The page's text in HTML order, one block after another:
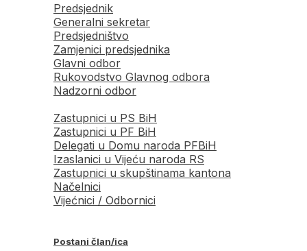
Predsjednik
Generalni sekretar
Predsjedništvo
Zamjenici predsjednika
Glavni odbor
Rukovodstvo Glavnog odbora
Nadzorni odbor
Zastupnici u PS BiH
Zastupnici u PF BiH
Delegati u Domu naroda PFBiH
Izaslanici u Vijeću naroda RS
Zastupnici u skupštinama kantona
Načelnici
Vijećnici / Odbornici
Postani član/ica